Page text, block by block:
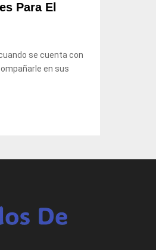
Para El
se cuenta con
en sus